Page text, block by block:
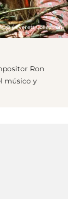
/ Everett Collection)
Ron
músico y